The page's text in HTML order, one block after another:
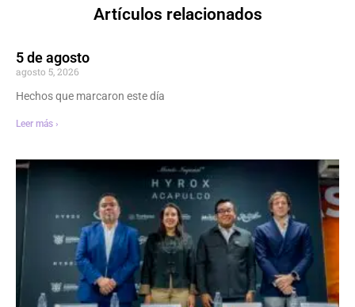
Artículos relacionados
5 de agosto
agosto 5, 2026
Hechos que marcaron este día
Leer más ›